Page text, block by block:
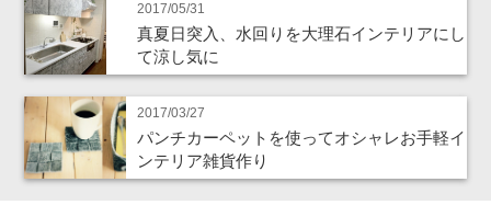
2017/05/31
真夏日突入、水回りを大理石インテリアにし
て涼し気に
2017/03/27
パンチカーペットを使ってオシャレお手軽イ
ンテリア雑貨作り